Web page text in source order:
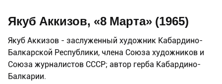
Якуб Аккизов, «8 Марта» (1965)
Якуб Аккизов - заслуженный художник Кабардино-
Балкарской Республики, члена Союза художников и
Союза журналистов СССР; автор герба Кабардино-
Балкарии.